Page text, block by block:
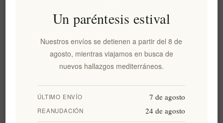
Categorías
Etiquetas populares
€4,50 excl impuestos
equivale a €128,57 por 1 kg(s)
Un paréntesis estival
Nuestros envíos se detienen a partir del 8 de
agosto, mientras viajamos en busca de
nuevos hallazgos mediterráneos.
ÚLTIMO ENVÍO 7 de agosto
REANUDACIÓN 24 de agosto